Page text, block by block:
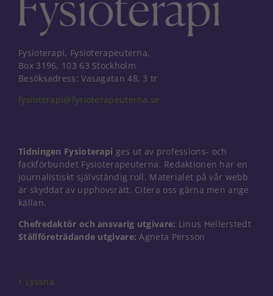
Fysioterapi, Fysioterapeuterna,
Box 3196, 103 63 Stockholm
Besöksadress: Vasagatan 48, 3 tr
fysioterapi@fysioterapeuterna.se
Tidningen Fysioterapi ges ut av professions- och
fackförbundet Fysioterapeuterna. Redaktionen har en
journalistiskt självständig roll. Materialet på vår webb
är skyddat av upphovsrätt. Citera oss gärna men ange
källan.
Chefredaktör och ansvarig utgivare: Linus Hellerstedt
Ställföreträdande utgivare: Agneta Persson
Lyssna
Nödvändiga